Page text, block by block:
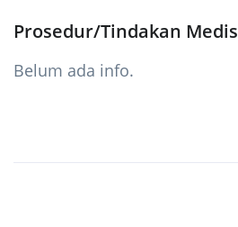
Prosedur/Tindakan Medis
Belum ada info.